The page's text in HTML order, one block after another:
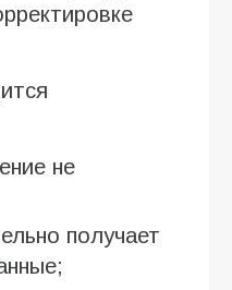
не
получает